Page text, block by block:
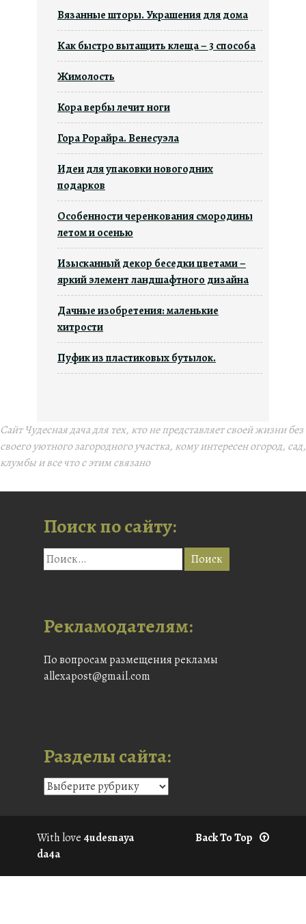
Вязанные шторы. Украшения для дома
Как быстро вытащить клеща – 3 способа
Жимолость
Кора вербы лечит ноги
Гора Рорайра. Венесуэла
Идеи для упаковки новогодних
подарков
Особенности черенкования смородины
летом и осенью
Изысканный декор беседки цветами –
яркий элемент ландшафтного дизайна
Дачные изобретения: маленькие
хитрости
Пуфик из пластиковых бутылок.
Сайт Чудесная дача для тех, кто не представляет своей жизни без
своего уютного загородного участка, кому интересен огород, сад,
клумбы и все что с этим связано
Поиск по сайту:
Рекламодателям:
По вопросам размещения рекламы
allexapost@gmail.com
Разделы сайта:
With love 4udesnaya
da4a
Back To Top